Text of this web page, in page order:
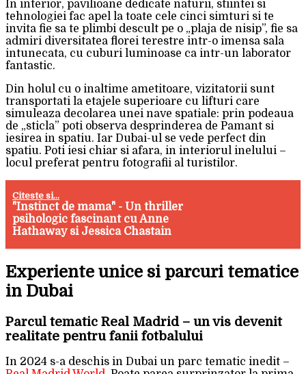
In interior, pavilioane dedicate naturii, stiintei si
tehnologiei fac apel la toate cele cinci simturi si te
invita fie sa te plimbi descult pe o „plaja de nisip”, fie sa
admiri diversitatea florei terestre intr-o imensa sala
intunecata, cu cuburi luminoase ca intr-un laborator
fantastic.
Din holul cu o inaltime ametitoare, vizitatorii sunt
transportati la etajele superioare cu lifturi care
simuleaza decolarea unei nave spatiale: prin podeaua
de „sticla” poti observa desprinderea de Pamant si
iesirea in spatiu. Iar Dubai-ul se vede perfect din
spatiu. Poti iesi chiar si afara, in interiorul inelului –
locul preferat pentru fotografii al turistilor.
Citeste si...
"Instinct de mama" - Un thriller
psihologic fascinant cu Anne
Hathaway si Jessica Chastain
Experiente unice si parcuri tematice
in Dubai
Parcul tematic Real Madrid – un vis devenit
realitate pentru fanii fotbalului
In 2024 s-a deschis in Dubai un parc tematic inedit –